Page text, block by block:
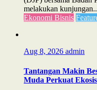
melakukan
Ekonomi Bisnis
Aug 8, 2026 admin
Tantangan Makin
Muda Perkuat